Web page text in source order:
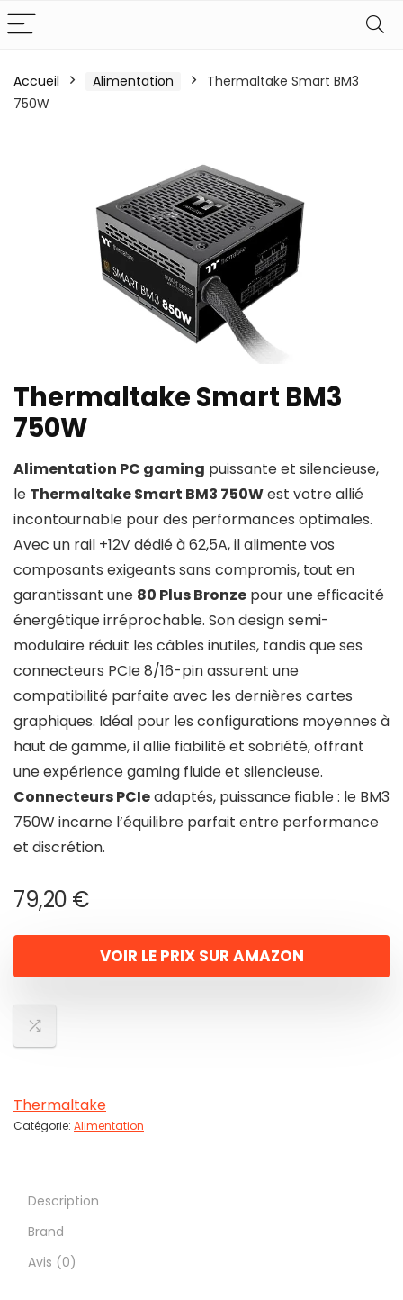
Accueil Alimentation
Thermaltake Smart BM3
750W
Thermaltake Smart BM3
750W
Alimentation PC gaming puissante et silencieuse,
le Thermaltake Smart BM3 750West votre allié
incontournable pour des performances optimales.
Avec un rail +12V dédié à 62,5A, il alimente vos
composants exigeants sans compromis, tout en
garantissant une 80 Plus Bronze pour une efficacité
énergétique irréprochable. Son design semi-
modulaire réduit les câbles inutiles, tandis que ses
connecteurs PCIe 8/16-pin assurent une
compatibilité parfaite avec les dernières cartes
graphiques. Idéal pour les configurations moyennes à
haut de gamme, il allie fiabilité et sobriété, offrant
une expérience gaming fluide et silencieuse.
Connecteurs PCIeadaptés, puissance fiable : le BM3
750W incarne l’équilibre parfait entre performance
et discrétion.
79,20 €
VOIR LE PRIX SUR AMAZON
Thermaltake
Catégorie: Alimentation
Description
Brand
Avis (0)